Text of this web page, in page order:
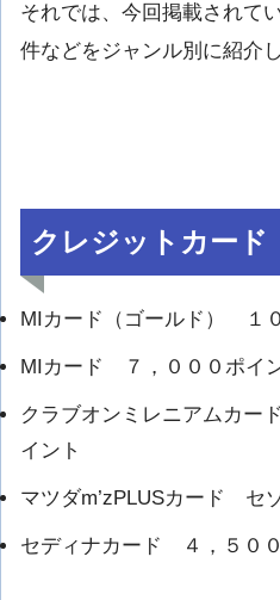
それでは、今回掲載されて
件などをジャンル別に紹介
クレジットカー
MIカード（ゴールド） １
MIカード ７，０００ポイ
クラブオンミレニアムカ
イント
マツダm’zPLUSカード セ
セディナカード ４，５０